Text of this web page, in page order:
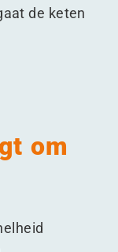
de keten
om